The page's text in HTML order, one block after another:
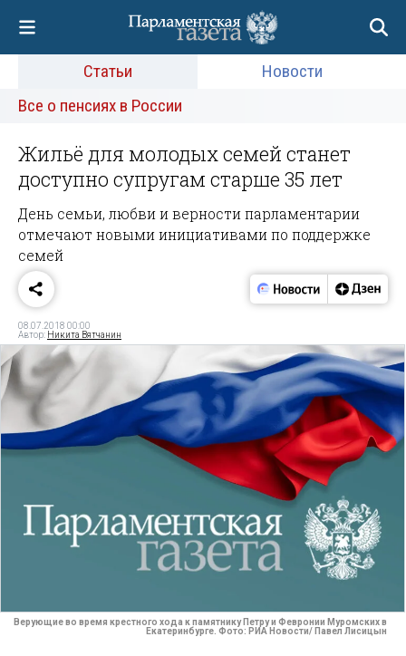
Статьи
Новости
Все о пенсиях в России
Жильё для молодых семей станет
доступно супругам старше 35 лет
День семьи, любви и верности парламентарии
отмечают новыми инициативами по поддержке
семей
08.07.2018 00:00
Автор: Никита Вятчанин
Верующие во время крестного хода к памятнику Петру и Февронии Муромских в
Екатеринбурге. Фото: РИА Новости/ Павел Лисицын